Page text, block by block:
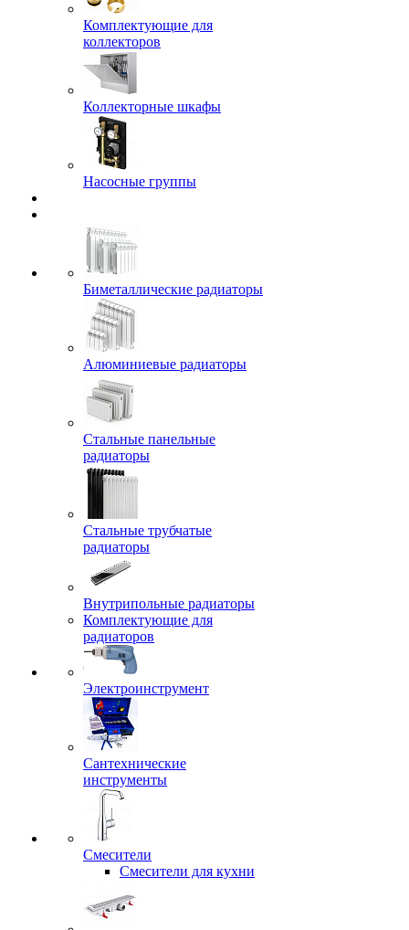
Комплектующие для
коллекторов
Коллекторные шкафы
Насосные группы
Биметаллические радиаторы
Алюминиевые радиаторы
Стальные панельные
радиаторы
Стальные трубчатые
радиаторы
Внутрипольные радиаторы
Комплектующие для
радиаторов
Электроинструмент
Сантехнические
инструменты
Смесители
Смесители для кухни